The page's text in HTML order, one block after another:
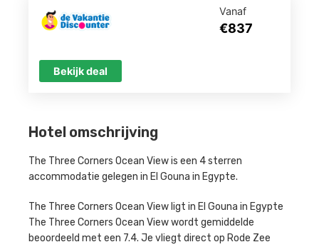
Hotel omschrijving
The Three Corners Ocean View is een 4 sterren
accommodatie gelegen in El Gouna in Egypte.
The Three Corners Ocean View ligt in El Gouna in Egypte
The Three Corners Ocean View wordt gemiddelde
beoordeeld met een 7.4. Je vliegt direct op Rode Zee
Vanaf
€837
Bekijk deal